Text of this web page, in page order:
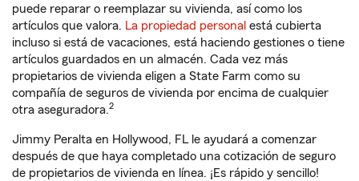
puede reparar o reemplazar su vivienda, así como los
artículos que valora. La propiedad personal está cubierta
incluso si está de vacaciones, está haciendo gestiones o tiene
artículos guardados en un almacén. Cada vez más
propietarios de vivienda eligen a State Farm como su
compañía de seguros de vivienda por encima de cualquier
otra aseguradora.2
Jimmy Peralta en Hollywood, FL le ayudará a comenzar
después de que haya completado una cotización de seguro
de propietarios de vivienda en línea. ¡Es rápido y sencillo!